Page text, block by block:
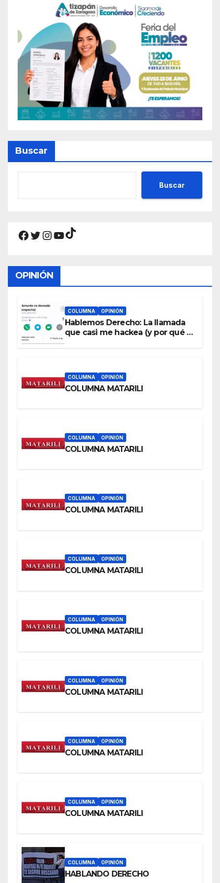
Buscar
Buscar
Facebook
Twitter
Instagram
YouTube
TikTok
OPINIÓN
COLUMNA OPINIÓN
Hablemos Derecho: La llamada
que casi me hackea (y por qué a
COLUMNA OPINIÓN
COLUMNA MATARILI
COLUMNA OPINIÓN
COLUMNA MATARILI
COLUMNA OPINIÓN
COLUMNA MATARILI
COLUMNA OPINIÓN
COLUMNA MATARILI
COLUMNA OPINIÓN
COLUMNA MATARILI
COLUMNA OPINIÓN
COLUMNA MATARILI
COLUMNA OPINIÓN
COLUMNA MATARILI
COLUMNA OPINIÓN
COLUMNA MATARILI
COLUMNA OPINIÓN
HABLANDO DERECHO